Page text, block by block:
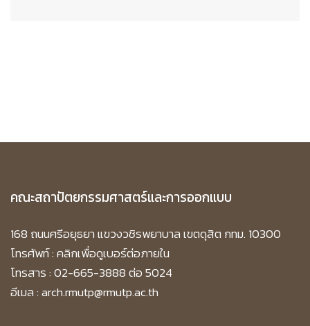
คณะสถาปัตยกรรมศาสตร์และการออกแบบ
168 ถนนศรีอยุธยา แขวงวชิรพยาบาล เขตดุสิต กทม. 10300
โทรศัพท์ :คลิกเพื่อดูเบอร์ต่อภายใน
โทรสาร : 02-665-3888 ต่อ 5024
อีเมล : arch.rmutp@rmutp.ac.th